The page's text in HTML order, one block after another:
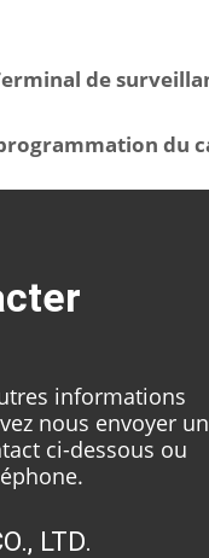
de
du
informations
nous envoyer un
ci-dessous ou
LTD.